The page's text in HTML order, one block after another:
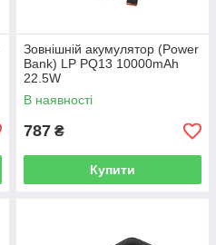
Зовнішній акумулятор (Power
Bank) LP PQ13 10000mAh
22.5W
В наявності
787 ₴
Купити